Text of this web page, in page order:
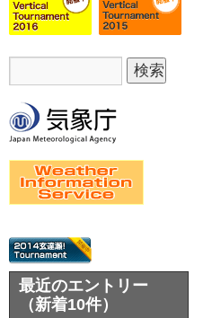
最近のエントリー
（新着10件）